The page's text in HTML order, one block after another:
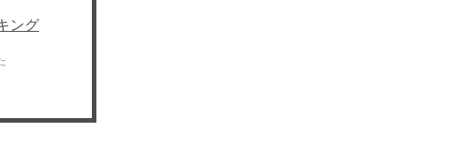
ング